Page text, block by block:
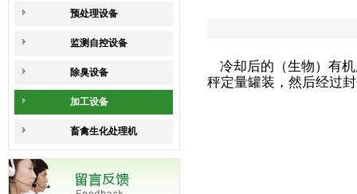
预处理设备
监测自控设备
除臭设备
加工设备
畜禽生化处理机
冷却后的（生物）有
秤定量罐装，然后经过